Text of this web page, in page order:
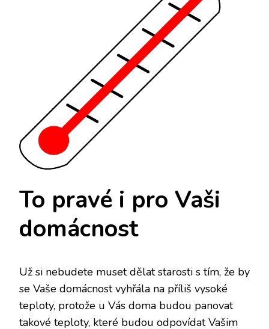
To pravé i pro Vaši
domácnost
Už si nebudete muset dělat starosti s tím, že by
se Vaše domácnost vyhřála na příliš vysoké
teploty, protože u Vás doma budou panovat
takové teploty, které budou odpovídat Vašim